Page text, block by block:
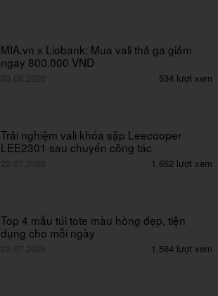
MIA.vn x Liobank: Mua vali thả ga giảm
ngay 800.000 VND
03.08.2026 534 lượt xem
Trải nghiệm vali khóa sập Leecooper
LEE2301 sau chuyến công tác
22.07.2026 1,652 lượt xem
Top 4 mẫu túi tote màu hồng đẹp, tiện
dụng cho mỗi ngày
22.07.2026 1,584 lượt xem